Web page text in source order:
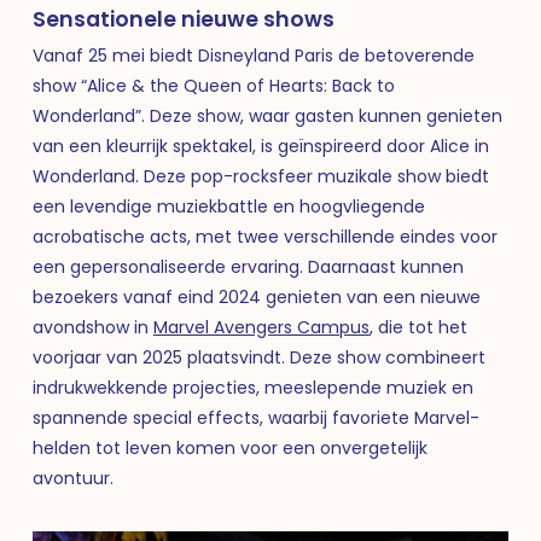
Sensationele nieuwe shows
Vanaf 25 mei biedt Disneyland Paris de betoverende
show “Alice & the Queen of Hearts: Back to
Wonderland”. Deze show, waar gasten kunnen genieten
van een kleurrijk spektakel, is geïnspireerd door Alice in
Wonderland. Deze pop-rocksfeer muzikale show biedt
een levendige muziekbattle en hoogvliegende
acrobatische acts, met twee verschillende eindes voor
een gepersonaliseerde ervaring. Daarnaast kunnen
bezoekers vanaf eind 2024 genieten van een nieuwe
avondshow in Marvel Avengers Campus, die tot het
voorjaar van 2025 plaatsvindt. Deze show combineert
indrukwekkende projecties, meeslepende muziek en
spannende special effects, waarbij favoriete Marvel-
helden tot leven komen voor een onvergetelijk
avontuur.